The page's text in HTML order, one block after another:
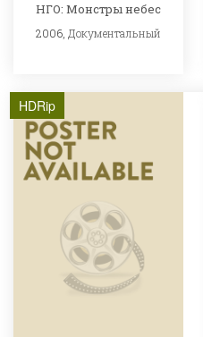
НГО: Монстры небес
2006, Документальный
HDRip